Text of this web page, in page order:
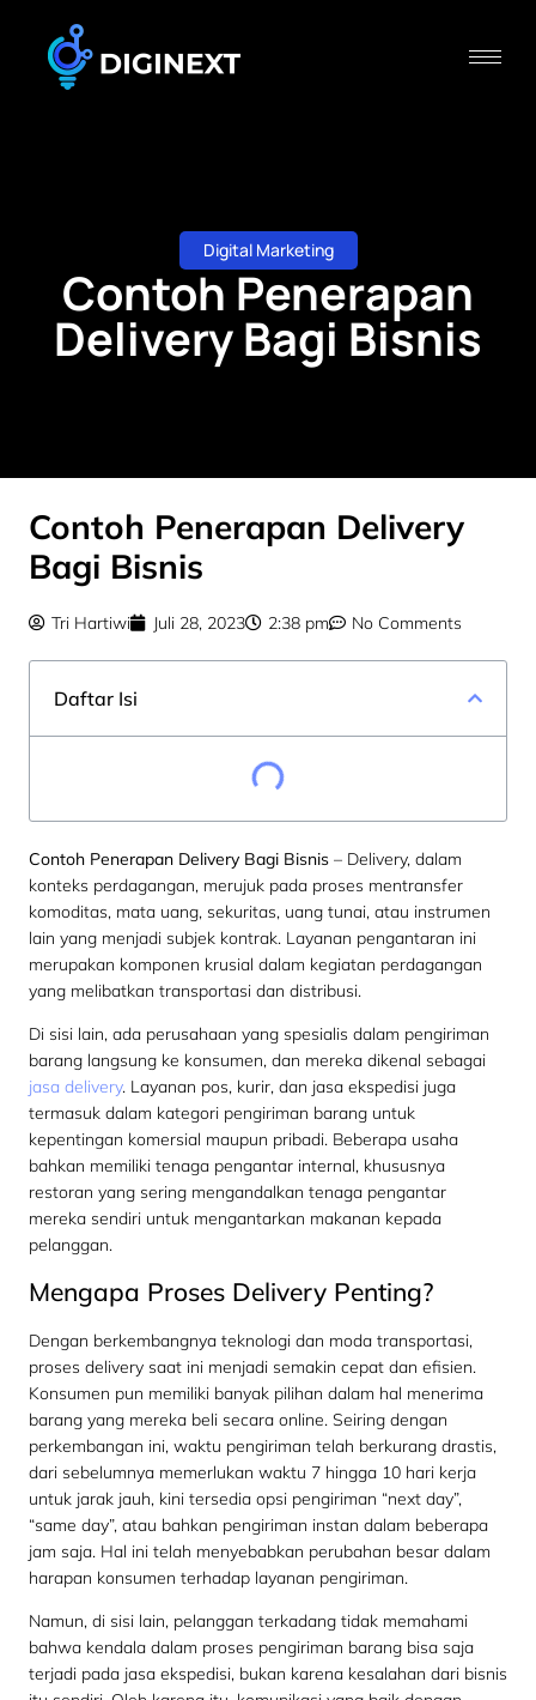
Digital Marketing
Contoh Penerapan
Delivery Bagi Bisnis
Contoh Penerapan Delivery
Bagi Bisnis
Tri Hartiwi Juli 28, 2023 2:38 pm No Comments
Daftar Isi
Contoh Penerapan Delivery Bagi Bisnis – Delivery, dalam
konteks perdagangan, merujuk pada proses mentransfer
komoditas, mata uang, sekuritas, uang tunai, atau instrumen
lain yang menjadi subjek kontrak. Layanan pengantaran ini
merupakan komponen krusial dalam kegiatan perdagangan
yang melibatkan transportasi dan distribusi.
Di sisi lain, ada perusahaan yang spesialis dalam pengiriman
barang langsung ke konsumen, dan mereka dikenal sebagai
jasa delivery. Layanan pos, kurir, dan jasa ekspedisi juga
termasuk dalam kategori pengiriman barang untuk
kepentingan komersial maupun pribadi. Beberapa usaha
bahkan memiliki tenaga pengantar internal, khususnya
restoran yang sering mengandalkan tenaga pengantar
mereka sendiri untuk mengantarkan makanan kepada
pelanggan.
Mengapa Proses Delivery Penting?
Dengan berkembangnya teknologi dan moda transportasi,
proses delivery saat ini menjadi semakin cepat dan efisien.
Konsumen pun memiliki banyak pilihan dalam hal menerima
barang yang mereka beli secara online. Seiring dengan
perkembangan ini, waktu pengiriman telah berkurang drastis,
dari sebelumnya memerlukan waktu 7 hingga 10 hari kerja
untuk jarak jauh, kini tersedia opsi pengiriman “next day”,
“same day”, atau bahkan pengiriman instan dalam beberapa
jam saja. Hal ini telah menyebabkan perubahan besar dalam
harapan konsumen terhadap layanan pengiriman.
Namun, di sisi lain, pelanggan terkadang tidak memahami
bahwa kendala dalam proses pengiriman barang bisa saja
terjadi pada jasa ekspedisi, bukan karena kesalahan dari bisnis